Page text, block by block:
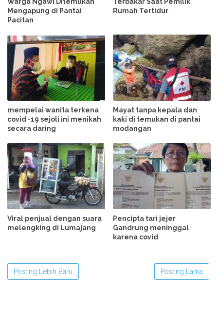
Mengapung di Pantai
Pacitan
Rumah Tertidur
mempelai wanita terkena
covid -19 sejoli ini menikah
secara daring
Mayat tanpa kepala dan
kaki di temukan di pantai
modangan
Viral penjual dengan suara
melengking di Lumajang
Pencipta tari jejer
Gandrung meninggal
karena covid
Posting Lebih Baru Posting Lama